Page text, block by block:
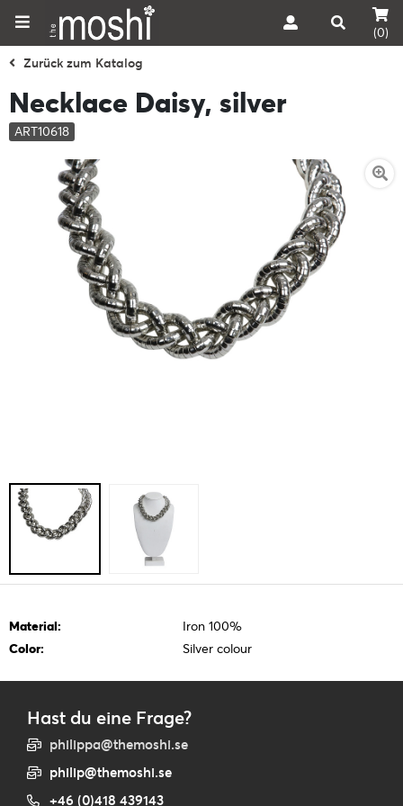
(0)
Zurück zum Katalog
Necklace Daisy, silver
ART10618
Material:
Iron 100%
Color:
Silver colour
Hast du eine Frage?
philippa@themoshi.se
philip@themoshi.se
+46 (0)418 439143